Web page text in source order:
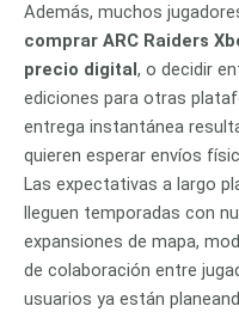
Además, muchos
comprar ARC Raiders
precio digital, o decidir
ediciones para otras
entrega instantánea
quieren esperar envíos
Las expectativas a largo
lleguen temporadas con
expansiones de mapa,
de colaboración entre
usuarios ya están